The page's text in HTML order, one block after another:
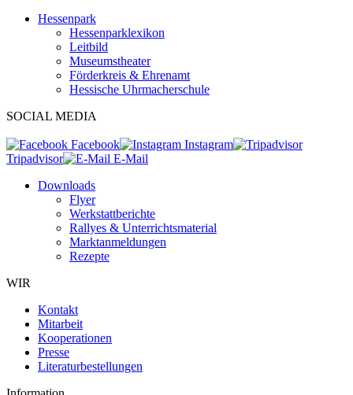
Hessenpark
Hessenparklexikon
Leitbild
Museumstheater
Förderkreis & Ehrenamt
Hessische Uhrmacherschule
SOCIAL MEDIA
Facebook
Instagram
Tripadvisor
E-Mail
Downloads
Flyer
Werkstattberichte
Rallyes & Unterrichtsmaterial
Marktanmeldungen
Rezepte
WIR
Kontakt
Mitarbeit
Kooperationen
Presse
Literaturbestellungen